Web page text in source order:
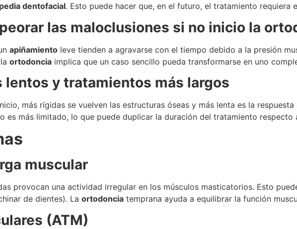
dentofacial. Esto puede hacer que, en el futuro, el tratamiento requiera
las maloclusiones si no inicio la
apiñamiento leve tienden a agravarse con el tiempo debido a la presión
ortodoncia implica que un caso sencillo pueda transformarse en uno
lentos y tratamientos más largos
más rígidas se vuelven las estructuras óseas y más lenta es la
es más limitado, lo que puede duplicar la duración del tratamiento respecto
muscular
provocan una actividad irregular en los músculos masticatorios. Esto
de dientes). La ortodoncia temprana ayuda a equilibrar la función
(ATM)